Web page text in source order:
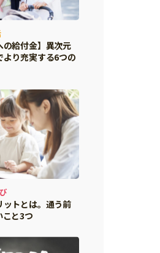
の給付金】異次元
より充実する6つの
ットとは。通う前
こと3つ